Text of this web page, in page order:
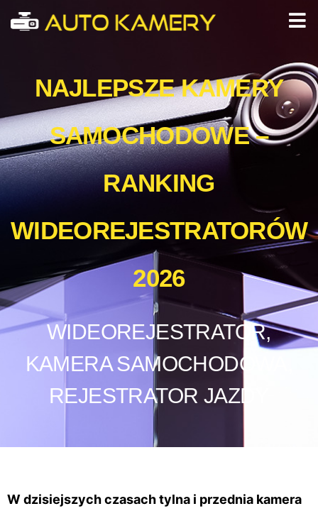
NAJLEPSZE KAMERY
SAMOCHODOWE –
RANKING
WIDEOREJESTRATORÓW
2026
WIDEOREJESTRATOR,
KAMERA SAMOCHODOWA,
REJESTRATOR JAZDY
W dzisiejszych czasach tylna i przednia kamera